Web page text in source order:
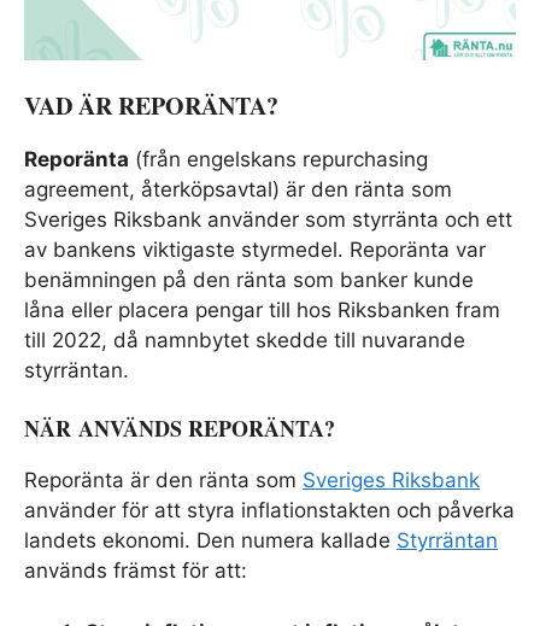
VAD ÄR REPORÄNTA?
Reporänta (från engelskans repurchasing
agreement, återköpsavtal) är den ränta som
Sveriges Riksbank använder som styrränta och ett
av bankens viktigaste styrmedel. Reporänta var
benämningen på den ränta som banker kunde
låna eller placera pengar till hos Riksbanken fram
till 2022, då namnbytet skedde till nuvarande
styrräntan.
NÄR ANVÄNDS REPORÄNTA?
Reporänta är den ränta som Sveriges Riksbank
använder för att styra inflationstakten och påverka
landets ekonomi. Den numera kallade Styrräntan
används främst för att: